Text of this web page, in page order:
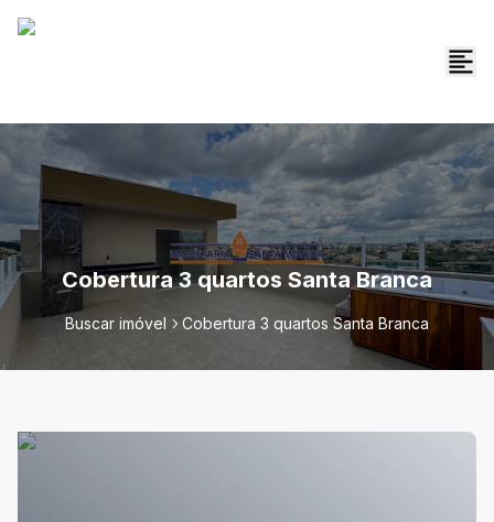
Cobertura 3 quartos Santa Branca
Buscar imóvel Cobertura 3 quartos Santa Branca